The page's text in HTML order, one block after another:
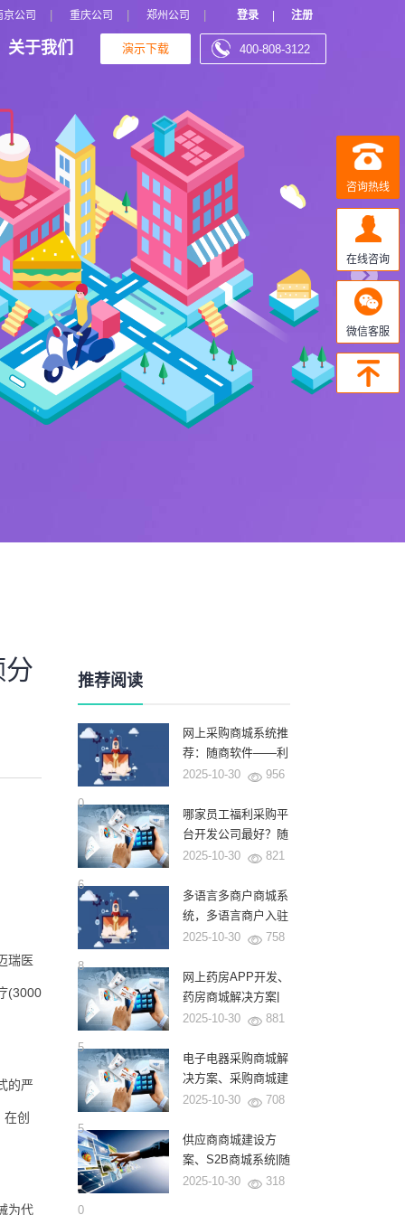
京公司 重庆公司 郑州公司 登录 注册
关于我们 演示下载 400-808-3122
分
瑞医
(3000
的严
创
为代
推荐阅读
网上采购商城系统推
荐：随商软件——利
用AI和深厚的行业积
式
2025-10-30 956
0
哪家员工福利采购平
台开发公司最好？随
商软件为何成为龙头
2025-10-30 821
6
多语言多商户商城系
统，多语言商户入驻
商城系统|随商软件
2025-10-30 758
8
网上药房APP开发、
药房商城解决方案|
随商软件
2025-10-30 881
5
电子电器采购商城解
决方案、采购商城建
设|源码交付|随商软
2025-10-30 708
5
供应商商城建设方
案、S2B商城系统|随
商软件
2025-10-30 318
0
咨询热线
在线咨询
微信客服